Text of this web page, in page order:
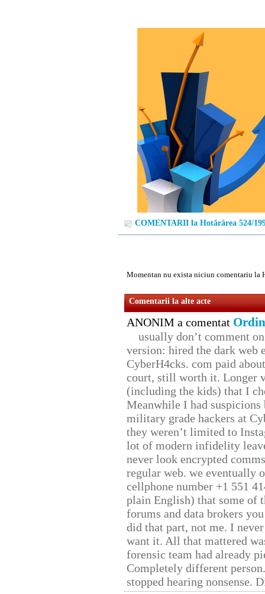
COMENTARII la Hotărârea 524/
Momentan nu exista niciun comentariu la
Comentarii la alte acte
ANONIM a comentat
usually don’t comment
version: hired the dark web
CyberH4cks. com paid
court, still worth it. Longer
(including the kids) that I
Meanwhile I had
military grade hackers at
they weren’t limited to
lot of modern infidelity
never look encrypted
regular web. we eventually
cellphone number +1 551
plain English) that some of
forums and data brokers
did that part, not me. I
want it. All that mattered
forensic team had already
Completely different
stopped hearing nonsense.